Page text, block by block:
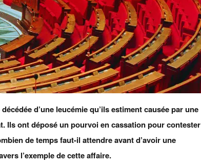
d’une leucémie qu’ils estiment causée par une
Ils ont déposé un pourvoi en cassation pour contester
de temps faut-il attendre avant d’avoir une
l’exemple de cette affaire.